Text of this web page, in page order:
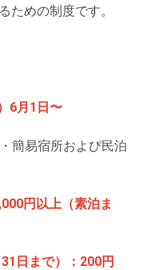
ための制度です。
6月1日〜
簡易宿所および民泊
円以上（素泊ま
日まで）
：200円